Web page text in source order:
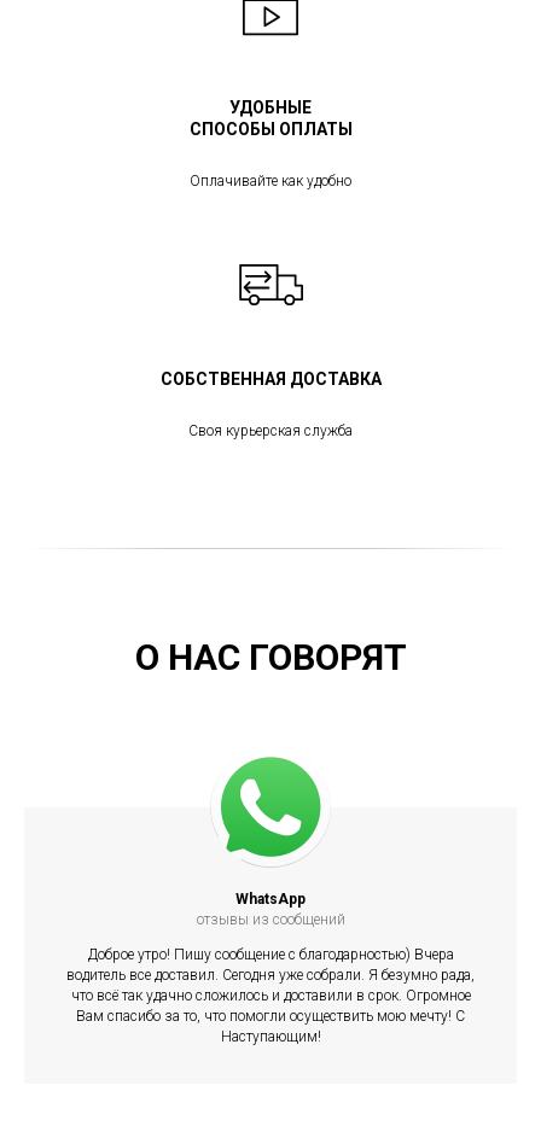
УДОБНЫЕ
СПОСОБЫ ОПЛАТЫ
Оплачивайте как удобно
СОБСТВЕННАЯ ДОСТАВКА
Своя курьерская служба
О НАС ГОВОРЯТ
WhatsApp
отзывы из сообщений
Доброе утро! Пишу сообщение с благодарностью) Вчера
водитель все доставил. Сегодня уже собрали. Я безумно рада,
что всё так удачно сложилось и доставили в срок. Огромное
Вам спасибо за то, что помогли осуществить мою мечту! С
Наступающим!